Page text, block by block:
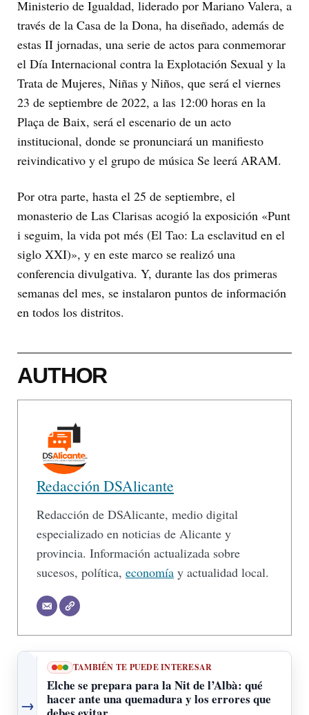
Ministerio de Igualdad, liderado por Mariano Valera, a
través de la Casa de la Dona, ha diseñado, además de
estas II jornadas, una serie de actos para conmemorar
el Día Internacional contra la Explotación Sexual y la
Trata de Mujeres, Niñas y Niños, que será el viernes
23 de septiembre de 2022, a las 12:00 horas en la
Plaça de Baix, será el escenario de un acto
institucional, donde se pronunciará un manifiesto
reivindicativo y el grupo de música Se leerá ARAM.
Por otra parte, hasta el 25 de septiembre, el
monasterio de Las Clarisas acogió la exposición «Punt
i seguim, la vida pot més (El Tao: La esclavitud en el
siglo XXI)», y en este marco se realizó una
conferencia divulgativa. Y, durante las dos primeras
semanas del mes, se instalaron puntos de información
en todos los distritos.
AUTHOR
Redacción DSAlicante
Redacción de DSAlicante, medio digital
especializado en noticias de Alicante y
provincia. Información actualizada sobre
sucesos, política, economía y actualidad local.
→
TAMBIÉN TE PUEDE INTERESAR
Elche se prepara para la Nit de l’Albà: qué
hacer ante una quemadura y los errores que